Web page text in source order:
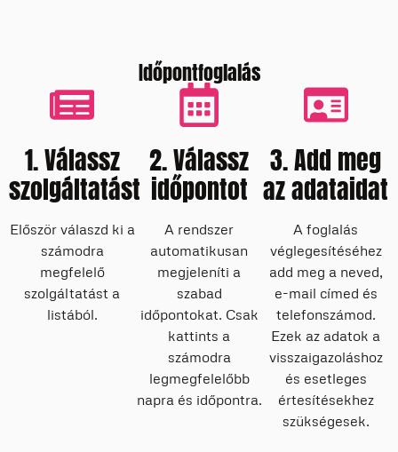
Időpontfoglalás
1. Válassz
szolgáltatást
Először válaszd ki a
számodra
megfelelő
szolgáltatást a
listából.
2. Válassz
időpontot
A rendszer
automatikusan
megjeleníti a
szabad
időpontokat. Csak
kattints a
számodra
legmegfelelőbb
napra és időpontra.
3. Add meg
az adataidat
A foglalás
véglegesítéséhez
add meg a neved,
e-mail címed és
telefonszámod.
Ezek az adatok a
visszaigazoláshoz
és esetleges
értesítésekhez
szükségesek.